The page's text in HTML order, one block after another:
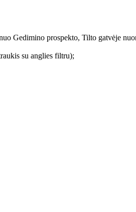
Gedimino prospekto, Tilto gatvėje
su anglies filtru);